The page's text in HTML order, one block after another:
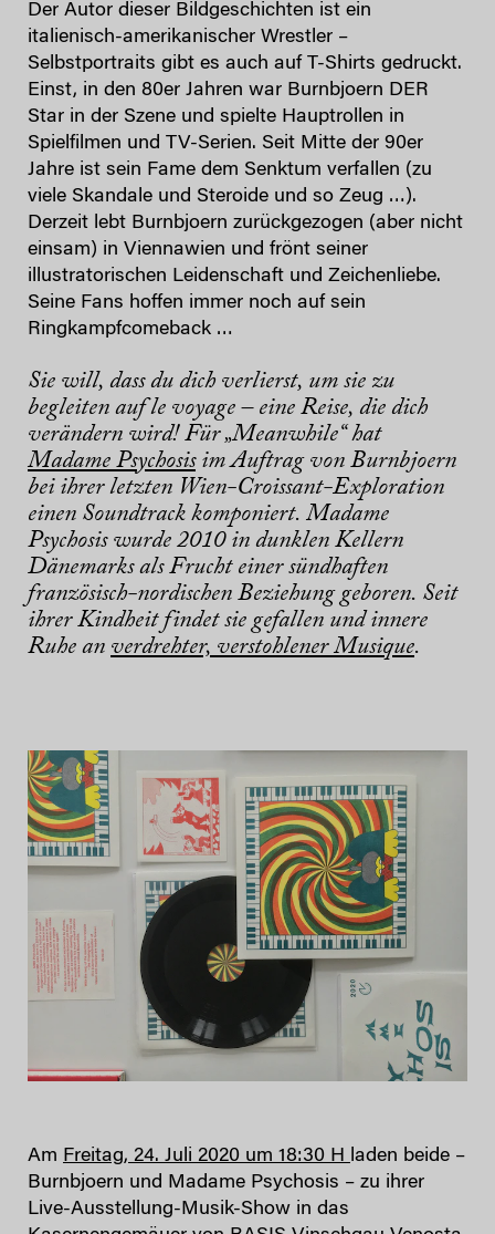
Der Autor dieser Bildgeschichten ist ein
italienisch-amerikanischer Wrestler –
Selbstportraits gibt es auch auf T-Shirts gedruckt.
Einst, in den 80er Jahren war Burnbjoern DER
Star in der Szene und spielte Hauptrollen in
Spielfilmen und TV-Serien. Seit Mitte der 90er
Jahre ist sein Fame dem Senktum verfallen (zu
viele Skandale und Steroide und so Zeug …).
Derzeit lebt Burnbjoern zurückgezogen (aber nicht
einsam) in Viennawien und frönt seiner
illustratorischen Leidenschaft und Zeichenliebe.
Seine Fans hoffen immer noch auf sein
Ringkampfcomeback …
Sie will, dass du dich verlierst, um sie zu
begleiten auf le voyage – eine Reise, die dich
verändern wird! Für „Meanwhile“ hat
Madame Psychosisim Auftrag von Burnbjoern
bei ihrer letzten Wien-Croissant-Exploration
einen Soundtrack komponiert. Madame
Psychosis wurde 2010 in dunklen Kellern
Dänemarks als Frucht einer sündhaften
französisch-nordischen Beziehung geboren. Seit
ihrer Kindheit findet sie gefallen und innere
Ruhe an verdrehter, verstohlener Musique.
Am Freitag, 24. Juli 2020 um 18:30 H
laden beide –
Burnbjoern und Madame Psychosis – zu ihrer
Live-Ausstellung-Musik-Show in das